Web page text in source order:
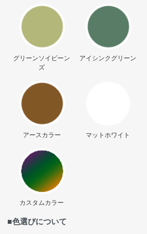
グリーンソイビーン
ズ
アイシンクグリーン
アースカラー マットホワイト
カスタムカラー
■色選びについて